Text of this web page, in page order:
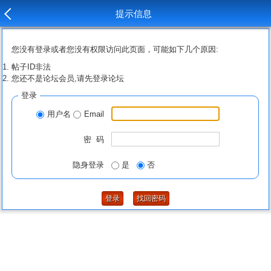
提示信息
您没有登录或者您没有权限访问此页面，可能如下几个原因:
帖子ID非法
您还不是论坛会员,请先登录论坛
登录
用户名 Email
密 码
隐身登录 是 否